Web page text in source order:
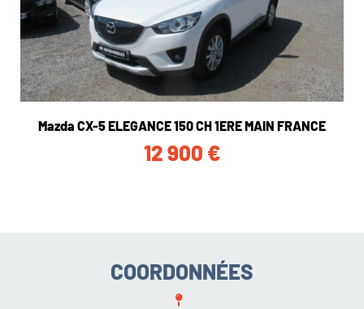
Mazda CX-5 ELEGANCE 150 CH 1ERE MAIN FRANCE
12 900 €
COORDONNÉES